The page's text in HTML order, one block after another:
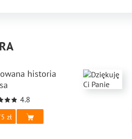
historia
4.8